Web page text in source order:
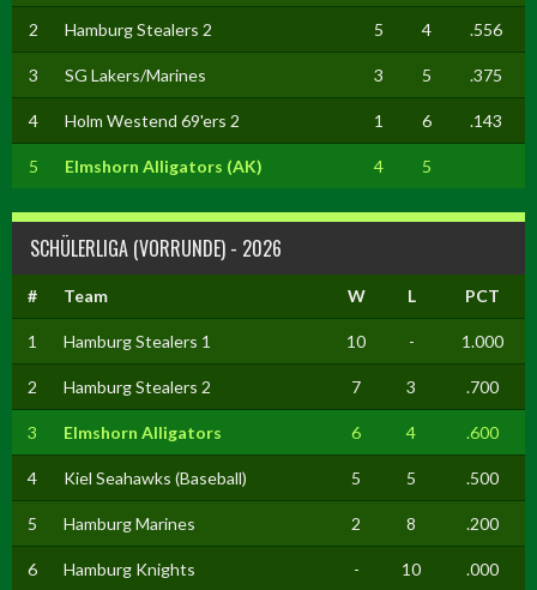
2 Hamburg Stealers 2 5 4 .556
3 SG Lakers/Marines 3 5 .375
4 Holm Westend 69'ers 2 1 6 .143
5 Elmshorn Alligators (AK) 4 5
SCHÜLERLIGA (VORRUNDE) - 2026
# Team W L PCT
1 Hamburg Stealers 1 10 - 1.000
2 Hamburg Stealers 2 7 3 .700
3 Elmshorn Alligators 6 4 .600
4 Kiel Seahawks (Baseball) 5 5 .500
5 Hamburg Marines 2 8 .200
6 Hamburg Knights - 10 .000